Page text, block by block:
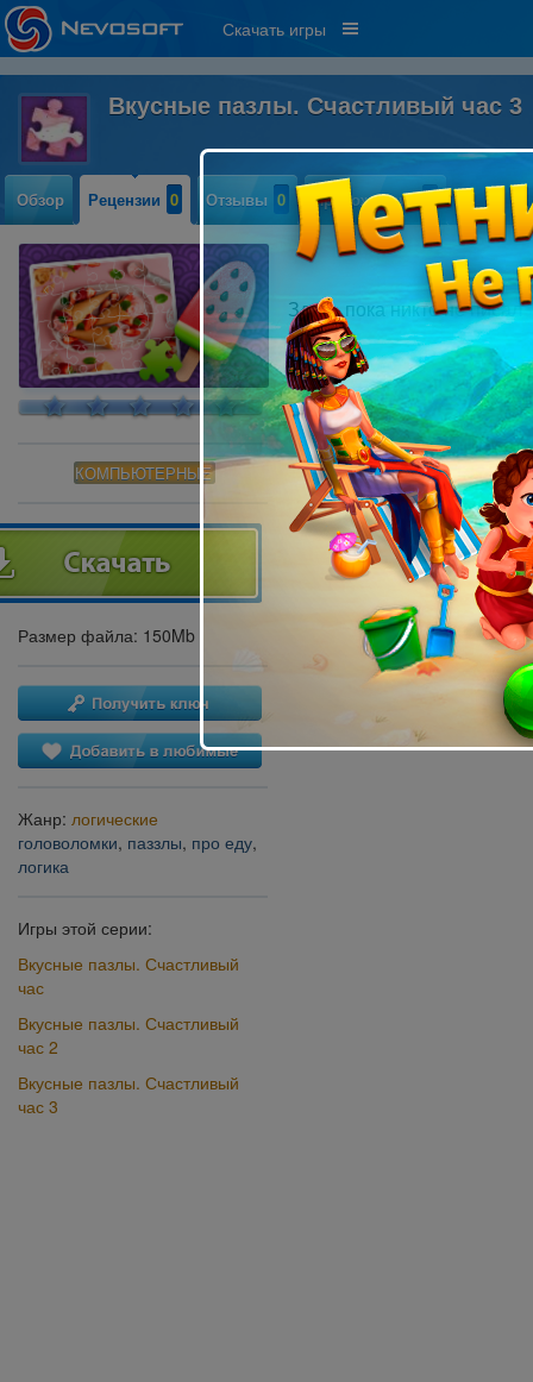
Скачать игры
Вкусные пазлы. Счастливый час 3
Обзор Рецензии 0 Отзывы 0 Прохождение 0
КОМПЬЮТЕРНЫЕ
Размер файла: 150Mb
Жанр: логические
головоломки, паззлы, про еду,
логика
Игры этой серии:
Вкусные пазлы. Счастливый
час
Вкусные пазлы. Счастливый
час 2
Вкусные пазлы. Счастливый
час 3
Здесь пока никто не писал